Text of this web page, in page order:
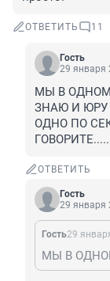
ОТВЕТИТЬ 11
Гость
29 января
МЫ В
ЗНАЮ И ЮРУ
ОДНО ПО
ОТВЕТИТЬ
Гость
29 января
Гость29